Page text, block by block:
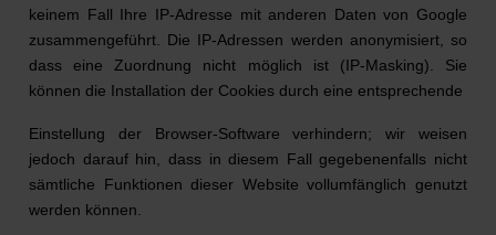
keinem Fall Ihre IP-Adresse mit anderen Daten von Google
zusammengeführt. Die IP-Adressen werden anonymisiert, so
dass eine Zuordnung nicht möglich ist (IP-Masking). Sie
können die Installation der Cookies durch eine entsprechende
Einstellung der Browser-Software verhindern; wir weisen
jedoch darauf hin, dass in diesem Fall gegebenenfalls nicht
sämtliche Funktionen dieser Website vollumfänglich genutzt
werden können.